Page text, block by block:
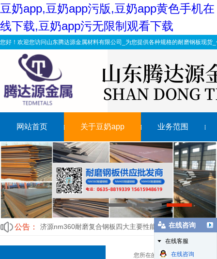
豆奶app,豆奶app污版,豆奶app黄色手机在
线下载,豆奶app污无限制观看下载
您好！欢迎您访问山东腾达源金属材料有限公司_为您提供各种规格的耐磨钢板现货
网站首页 关于豆奶app 业务范围
1 2 3
公告：
济源nm360耐磨复合钢板四大主要性能对比
nm360豆奶app污版表面裂纹缺陷的分析与控制
Nm400豆奶app污版加工价格其决定因素有很多
淬火温度过低时HM360豆奶app污版的不同断口形态
详解Nm360耐磨钢板开裂原因
济源nm360耐磨复合钢板四大主要性能对比
nm360豆奶app污版表面裂纹缺陷的分析与控制
您所在的位置：豆奶app污版
在线咨询
在线客服
在线咨询